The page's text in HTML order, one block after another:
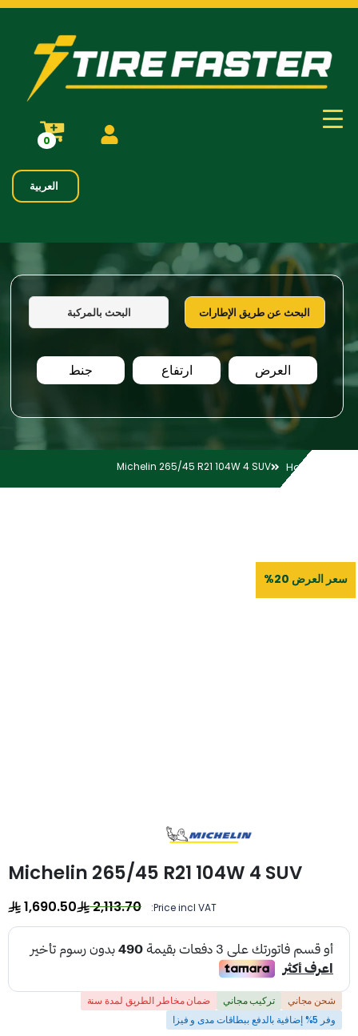
0
العربية
البحث عن طريق الإطارات البحث بالمركبة
العرض ارتفاع جنط
Home
Michelin 265/45 R21 104W 4 SUV
سعر العرض 20%
Michelin 265/45 R21 104W 4 SUV
Price incl VAT:
2,113.70
1,690.50
شحن مجاني تركيب مجاني
ضمان مخاطر الطريق لمدة سنة
وفر 5% إضافية بالدفع ببطاقات مدى و فيزا